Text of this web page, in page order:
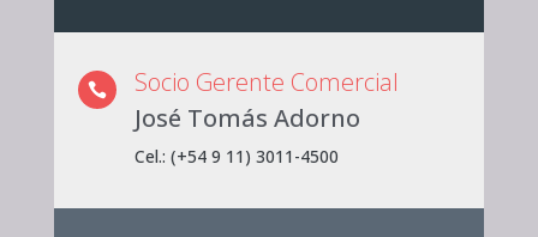

Socio Gerente Comercial
José Tomás Adorno
Cel.: (+54 9 11) 3011-4500